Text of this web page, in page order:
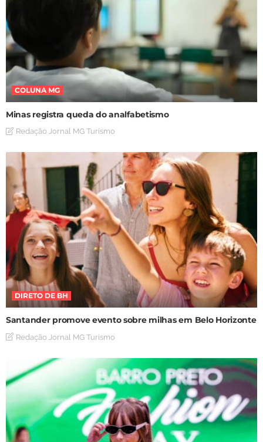
COLUNA MG
Minas registra queda do analfabetismo
Redação Jornal MG Turismo
DIRETO DE BH
Santander promove evento sobre milhas em Belo Horizonte
Redação Jornal MG Turismo